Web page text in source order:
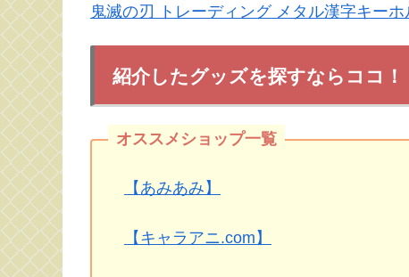
鬼滅の刃 トレーディング メタル漢字キー
紹介したグッズを探すならココ！
【あみあみ】
【キャラアニ.com】